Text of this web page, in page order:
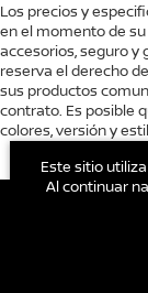
Los precios y
en el momento de
accesorios, seguro y
reserva el derecho
sus productos
contrato. Es posible
colores, versión y
| Nissan Autocom
Este sitio
Al continuar